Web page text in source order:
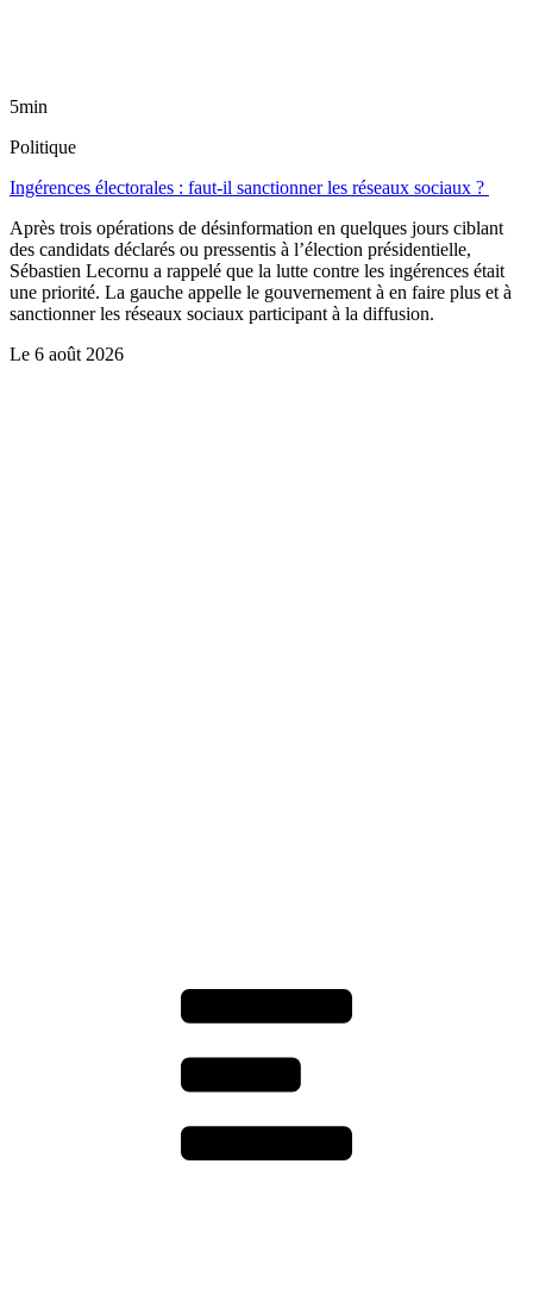
5min
Politique
Ingérences électorales : faut-il sanctionner les réseaux sociaux ?
Après trois opérations de désinformation en quelques jours ciblant
des candidats déclarés ou pressentis à l’élection présidentielle,
Sébastien Lecornu a rappelé que la lutte contre les ingérences était
une priorité. La gauche appelle le gouvernement à en faire plus et à
sanctionner les réseaux sociaux participant à la diffusion.
Le 6 août 2026